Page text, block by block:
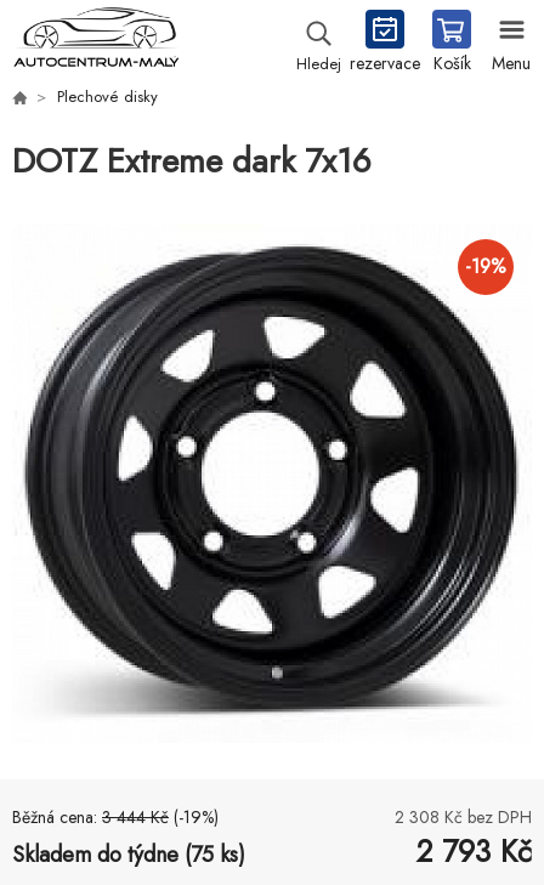
Hledej rezervace Košík Menu
Plechové disky
DOTZ Extreme dark 7x16
-19%
Běžná cena: 3 444 Kč (-19%) 2 308 Kč bez DPH
Skladem do týdne (75 ks) 2 793 Kč